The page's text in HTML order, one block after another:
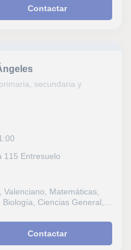
Contactar
secundaria y
115 Entresuelo
Matemáticas,
Ciencias General,
Historia, Filosofía, Lengua
y Griego, Otras letras,
TOEFL, Selectividad, Otros
Contactar